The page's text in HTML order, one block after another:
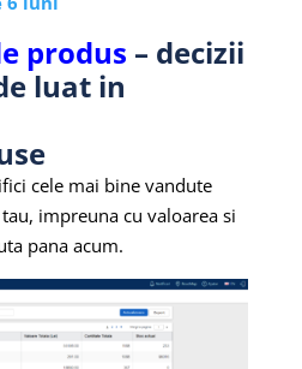
produs – decizii
luat in
cele mai bine vandute
impreuna cu valoarea si
pana acum.